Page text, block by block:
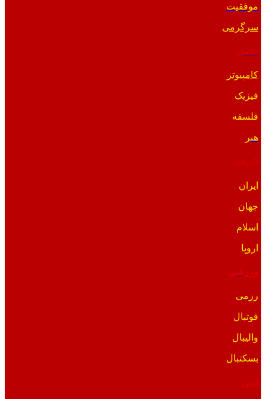
موفقیت
سرگرمی
کامپیوتر
فیزیک
فلسفه
هنر
ایران
جهان
اسلام
اروپا
ورزشی
رزمی
فوتبال
والیبال
بسکتبال
ادبی